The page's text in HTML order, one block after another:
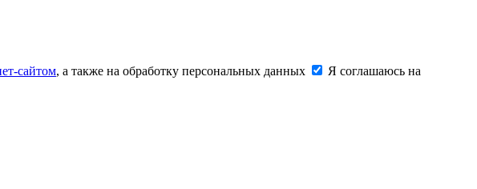
сайтом, а также на обработку персональных данных
Я соглашаюсь на